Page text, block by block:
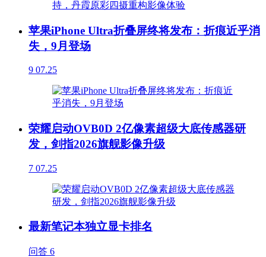
苹果iPhone Ultra折叠屏终将发布：折痕近乎消
失，9月登场
9 07.25
荣耀启动OVB0D 2亿像素超级大底传感器研
发，剑指2026旗舰影像升级
7 07.25
最新笔记本独立显卡排名
问答 6